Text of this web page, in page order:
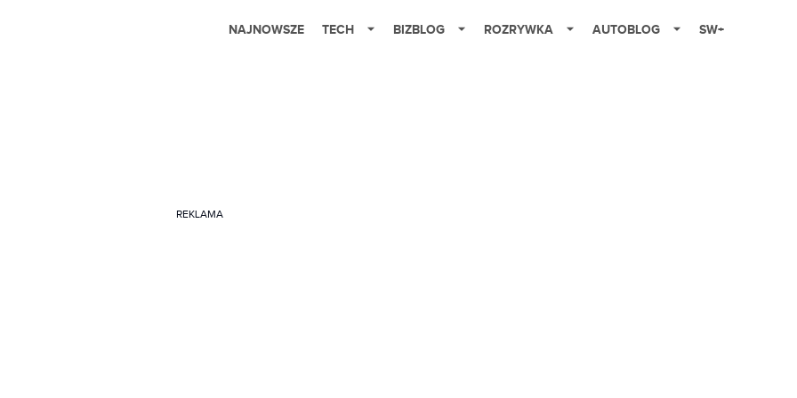
NAJNOWSZE TECH BIZBLOG ROZRYWKA AUTOBLOG SW+
REKLAMA